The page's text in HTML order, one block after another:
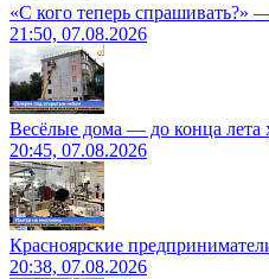
«С кого теперь спрашивать?»
21:50, 07.08.2026
Весёлые дома — до конца лета
20:45, 07.08.2026
Красноярские
20:38, 07.08.2026